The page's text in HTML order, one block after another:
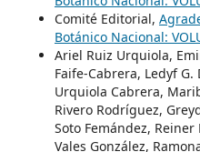
Comité Editorial,
Botánico Nacional:
Ariel Ruiz Urquiola,
Faife-Cabrera, Ledyf
Urquiola Cabrera,
Rivero Rodríguez,
Soto Femández,
Vales González,